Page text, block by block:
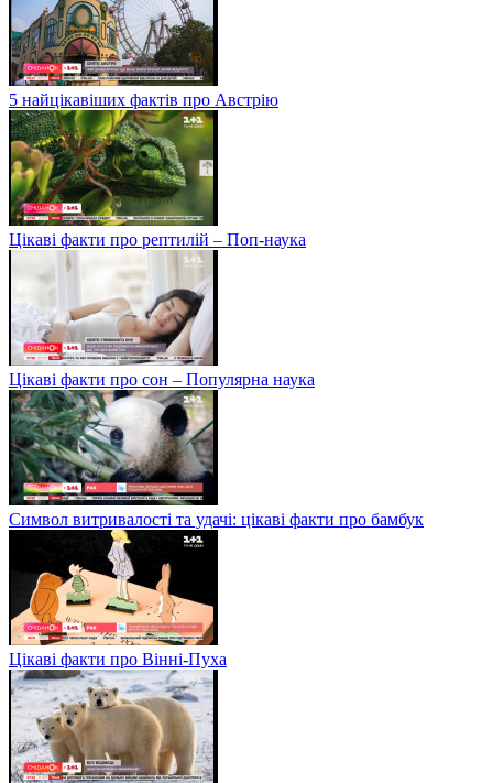
5 найцікавіших фактів про Австрію
Цікаві факти про рептилій – Поп-наука
Цікаві факти про сон – Популярна наука
Символ витривалості та удачі: цікаві факти про бамбук
Цікаві факти про Вінні-Пуха